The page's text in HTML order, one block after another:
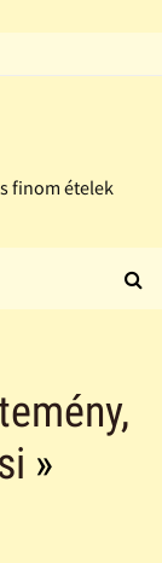
finom ételek
»